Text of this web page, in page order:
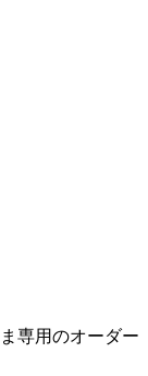
専用のオーダー